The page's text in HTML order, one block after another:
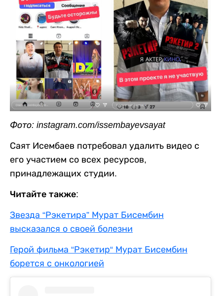
Фото: instagram.com/issembayevsayat
Саят Исембаев потребовал удалить видео с
его участием со всех ресурсов,
принадлежащих студии.
Читайте также:
Звезда “Рэкетира” Мурат Бисембин
высказался о своей болезни
Герой фильма “Рэкетир“ Мурат Бисембин
борется с онкологией